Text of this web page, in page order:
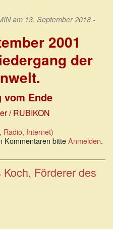
am 13. September 2018 -
2001
der
vom Ende
/ RUBIKON
Radio, Internet)
Kommentaren bitteAnmelden.
Förderer des